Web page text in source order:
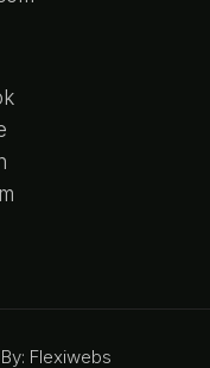
Flexiwebs